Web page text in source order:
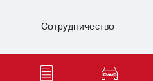
Сотрудничество